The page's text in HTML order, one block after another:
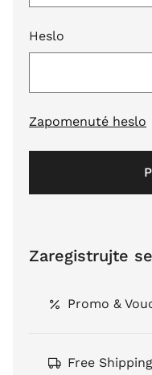
Heslo
Zapomenuté heslo
Zaregistrujte
Promo &
Free